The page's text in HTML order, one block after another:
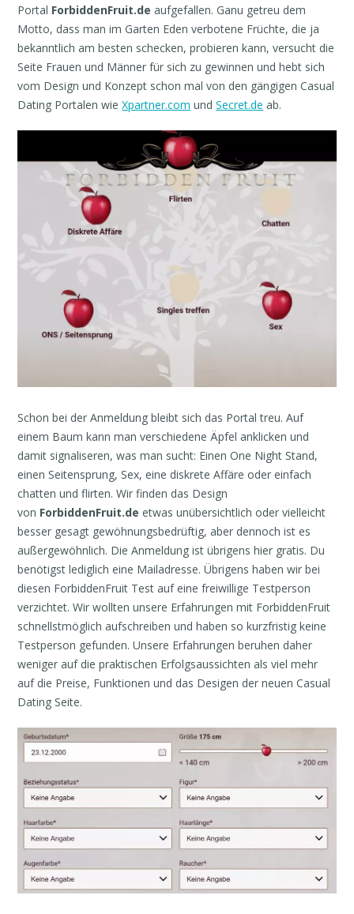
Portal ForbiddenFruit.de aufgefallen. Ganu getreu dem
Motto, dass man im Garten Eden verbotene Früchte, die ja
bekanntlich am besten schecken, probieren kann, versucht die
Seite Frauen und Männer für sich zu gewinnen und hebt sich
vom Design und Konzept schon mal von den gängigen Casual
Dating Portalen wieXpartner.com undSecret.de ab.
Schon bei der Anmeldung bleibt sich das Portal treu. Auf
einem Baum kann man verschiedene Äpfel anklicken und
damit signaliseren, was man sucht: Einen One Night Stand,
einen Seitensprung, Sex, eine diskrete Affäre oder einfach
chatten und flirten. Wir finden das Design
von ForbiddenFruit.deetwas unübersichtlich oder vielleicht
besser gesagt gewöhnungsbedrüftig, aber dennoch ist es
außergewöhnlich. Die Anmeldung ist übrigens hier gratis. Du
benötigst lediglich eine Mailadresse. Übrigens haben wir bei
diesen ForbiddenFruit Test auf eine freiwillige Testperson
verzichtet. Wir wollten unsere Erfahrungen mit ForbiddenFruit
schnellstmöglich aufschreiben und haben so kurzfristig keine
Testperson gefunden. Unsere Erfahrungen beruhen daher
weniger auf die praktischen Erfolgsaussichten als viel mehr
auf die Preise, Funktionen und das Desigen der neuen Casual
Dating Seite.